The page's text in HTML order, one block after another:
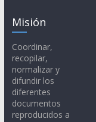
Misión
Coordinar,
recopilar,
normalizar y
difundir los
diferentes
documentos
reproducidos a